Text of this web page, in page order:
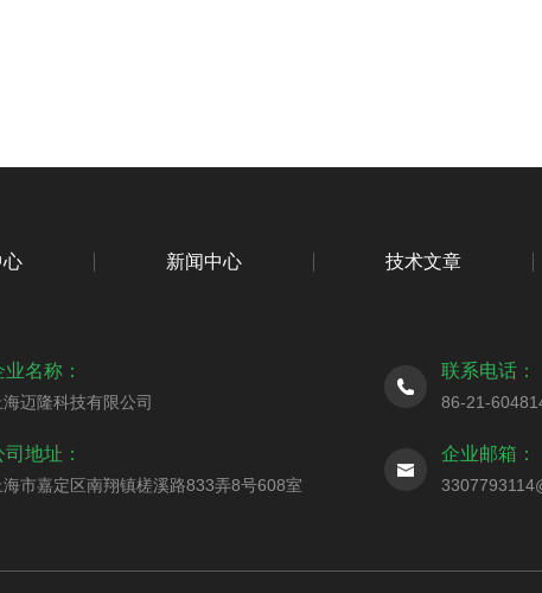
心 新闻中心 技术文章
业名称：
海迈隆科技有限公司
联系电话：
86-21-
司地址：
海市嘉定区南翔镇槎溪路833弄8号608室
企业邮箱：